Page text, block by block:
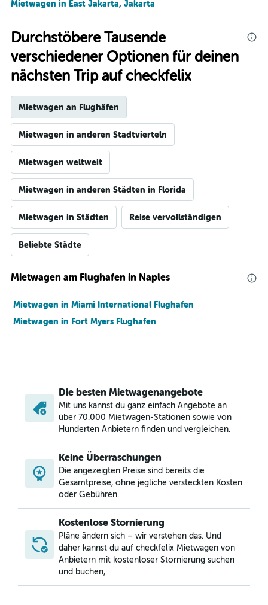
Mietwagen in East Jakarta, Jakarta
Durchstöbere Tausende
verschiedener Optionen für deinen
nächsten Trip auf checkfelix
Mietwagen an Flughäfen
Mietwagen in anderen Stadtvierteln
Mietwagen weltweit
Mietwagen in anderen Städten in Florida
Mietwagen in Städten Reise vervollständigen
Beliebte Städte
Mietwagen am Flughafen in Naples
Mietwagen in Miami International Flughafen
Mietwagen in Fort Myers Flughafen
Die besten Mietwagenangebote
Mit uns kannst du ganz einfach Angebote an
über 70.000 Mietwagen-Stationen sowie von
Hunderten Anbietern finden und vergleichen.
Keine Überraschungen
Die angezeigten Preise sind bereits die
Gesamtpreise, ohne jegliche versteckten Kosten
oder Gebühren.
Kostenlose Stornierung
Pläne ändern sich – wir verstehen das. Und
daher kannst du auf checkfelix Mietwagen von
Anbietern mit kostenloser Stornierung suchen
und buchen,